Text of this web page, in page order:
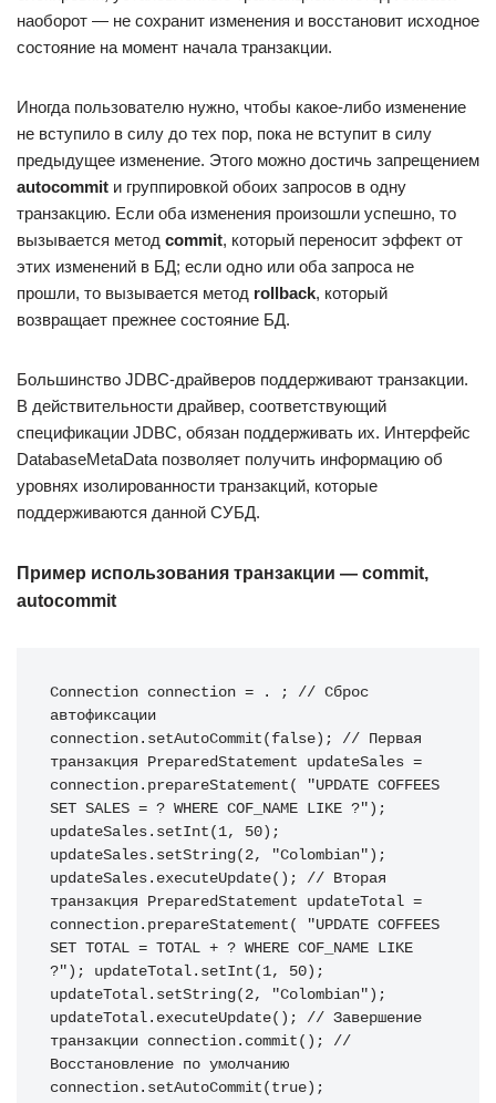
наоборот — не сохранит изменения и восстановит исходное
состояние на момент начала транзакции.
Иногда пользователю нужно, чтобы какое-либо изменение
не вступило в силу до тех пор, пока не вступит в силу
предыдущее изменение. Этого можно достичь запрещением
autocommit и группировкой обоих запросов в одну
транзакцию. Если оба изменения произошли успешно, то
вызывается метод commit, который переносит эффект от
этих изменений в БД; если одно или оба запроса не
прошли, то вызывается метод rollback, который
возвращает прежнее состояние БД.
Большинство JDBC-драйверов поддерживают транзакции.
В действительности драйвер, соответствующий
спецификации JDBC, обязан поддерживать их. Интерфейс
DatabaseMetaData позволяет получить информацию об
уровнях изолированности транзакций, которые
поддерживаются данной СУБД.
Пример использования транзакции — commit,
autocommit
Connection connection = . ; // Сброс
автофиксации
connection.setAutoCommit(false); // Первая
транзакция PreparedStatement updateSales =
connection.prepareStatement( "UPDATE COFFEES
SET SALES = ? WHERE COF_NAME LIKE ?");
updateSales.setInt(1, 50);
updateSales.setString(2, "Colombian");
updateSales.executeUpdate(); // Вторая
транзакция PreparedStatement updateTotal =
connection.prepareStatement( "UPDATE COFFEES
SET TOTAL = TOTAL + ? WHERE COF_NAME LIKE
?"); updateTotal.setInt(1, 50);
updateTotal.setString(2, "Colombian");
updateTotal.executeUpdate(); // Завершение
транзакции connection.commit(); //
Восстановление по умолчанию
connection.setAutoCommit(true);